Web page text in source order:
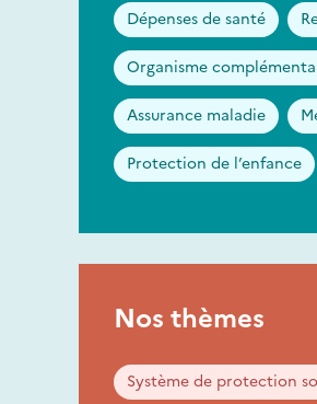
Dépenses de santé
Organisme
Assurance maladie
Protection de l’enfance
Nos thèmes
Système de protection